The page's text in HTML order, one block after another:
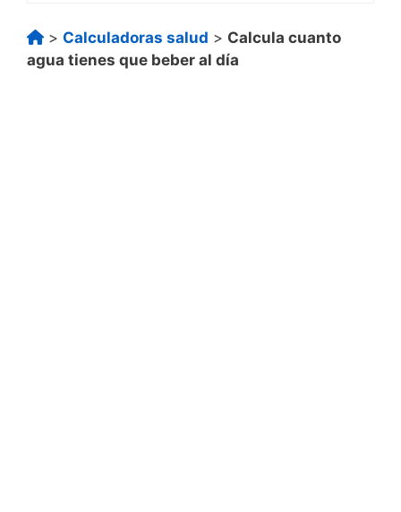
> Calculadoras salud > Calcula cuanto
agua tienes que beber al día